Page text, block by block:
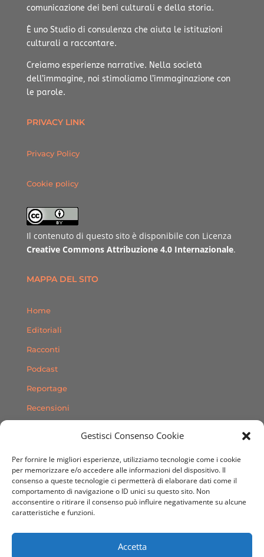
Gestisci Consenso Cookie
Per fornire le migliori esperienze, utilizziamo tecnologie come i cookie
per memorizzare e/o accedere alle informazioni del dispositivo. Il
consenso a queste tecnologie ci permetterà di elaborare dati come il
comportamento di navigazione o ID unici su questo sito. Non
acconsentire o ritirare il consenso può influire negativamente su alcune
caratteristiche e funzioni.
Accetta
comunicazione dei beni culturali e della storia.
È uno Studio di consulenza che aiuta le istituzioni
culturali a raccontare.
Creiamo esperienze narrative. Nella società
dell’immagine, noi stimoliamo l’immaginazione con
le parole.
PRIVACY LINK
Privacy Policy
Cookie policy
Il contenuto di questo sito è disponibile con Licenza
Creative Commons Attribuzione 4.0 Internazionale.
MAPPA DEL SITO
Home
Editoriali
Racconti
Podcast
Reportage
Recensioni
Contatti
SEGUICI SUI SOCIAL